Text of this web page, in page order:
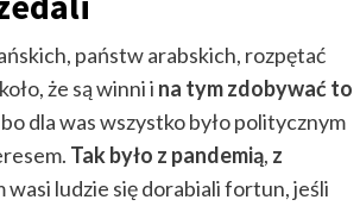
państw arabskich, rozpętać
że są winni i na tym zdobywać to
dla was wszystko było politycznym
Tak było z pandemią, z
wasi ludzie się dorabiali fortun, jeśli